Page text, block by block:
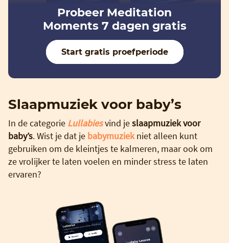
Probeer Meditation
Moments 7 dagen gratis
Start gratis proefperiode
Slaapmuziek voor baby’s
In de categorie Lullabiesvind jeslaapmuziek voor
baby’s. Wist je dat je babymuziekniet alleen kunt
gebruiken om de kleintjes te kalmeren, maar ook om
ze vrolijker te laten voelen en minder stress te laten
ervaren?